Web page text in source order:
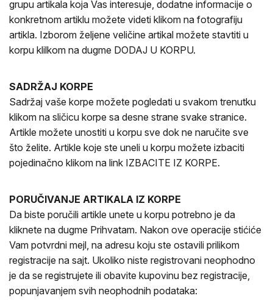
grupu artikala koja Vas interesuje, dodatne informacije o
konkretnom artiklu možete videti klikom na fotografiju
artikla. Izborom željene veličine artikal možete stavtiti u
korpu klilkom na dugme DODAJ U KORPU.
SADRŽAJ KORPE
Sadržaj vaše korpe možete pogledati u svakom trenutku
klikom na sličicu korpe sa desne strane svake stranice.
Artikle možete unostiti u korpu sve dok ne naručite sve
što želite. Artikle koje ste uneli u korpu možete izbaciti
pojedinačno klikom na link IZBACITE IZ KORPE.
PORUČIVANJE ARTIKALA IZ KORPE
Da biste poručili artikle unete u korpu potrebno je da
kliknete na dugme Prihvatam. Nakon ove operacije stićiće
Vam potvrdni mejl, na adresu koju ste ostavili prilikom
registracije na sajt. Ukoliko niste registrovani neophodno
je da se registrujete ili obavite kupovinu bez registracije,
popunjavanjem svih neophodnih podataka: